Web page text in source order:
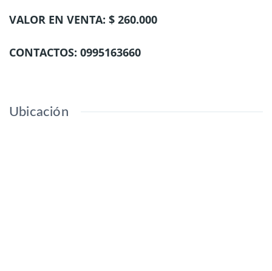
VALOR EN VENTA: $ 260.000
CONTACTOS: 0995163660
Ubicación